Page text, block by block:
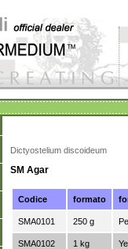
Dictyostelium discoideum
SM Agar
Codice formato
SMA0101 250 g
SMA0102 1 kg